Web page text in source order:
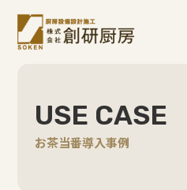
USE CASE
お茶当番導入事例